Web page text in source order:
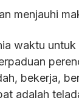
menjauhi
waktu untuk
bekerja,